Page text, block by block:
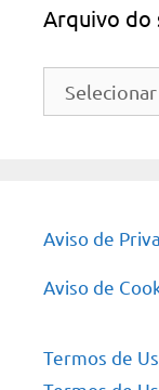
Arquivo do
Arquivo
Aviso de
Aviso de
Termos de